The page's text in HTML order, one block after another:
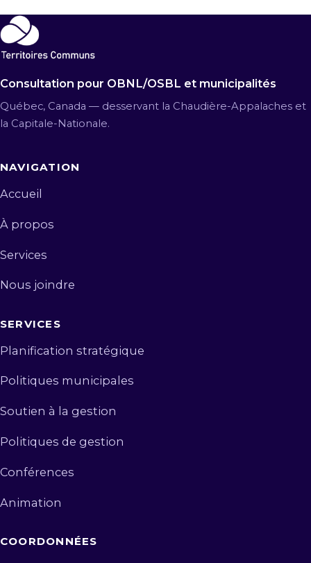
Consultation pour OBNL/OSBL et municipalités
Québec, Canada — desservant la Chaudière-Appalaches et
la Capitale-Nationale.
NAVIGATION
Accueil
À propos
Services
Nous joindre
SERVICES
Planification stratégique
Politiques municipales
Soutien à la gestion
Politiques de gestion
Conférences
Animation
COORDONNÉES